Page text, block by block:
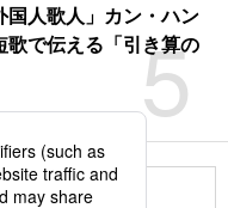
5
国人歌人」カン・ハン
歌で伝える「引き算の